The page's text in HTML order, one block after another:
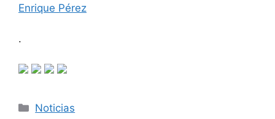
Enrique Pérez
.
Categorías
Noticias